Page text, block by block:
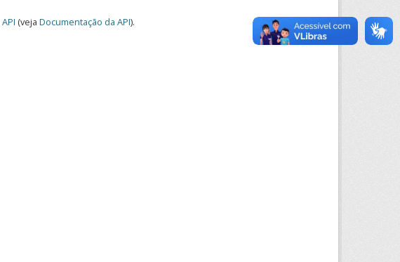
API (veja Documentação da API).